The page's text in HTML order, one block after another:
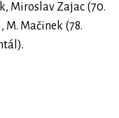
Miroslav Zajac (70.
M. Mačinek (78.